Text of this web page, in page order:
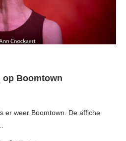
op Boomtown
er weer Boomtown. De affiche